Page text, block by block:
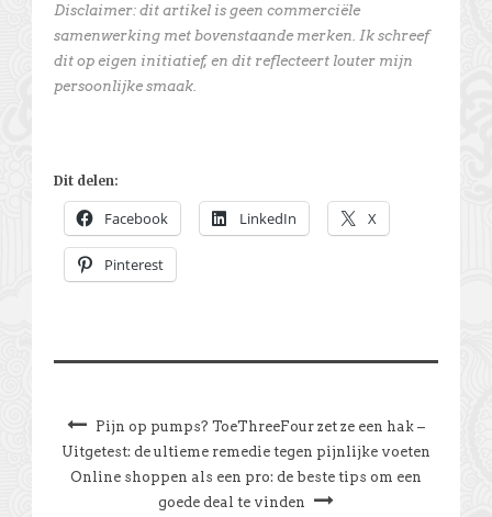
Disclaimer: dit artikel is geen commerciële
samenwerking met bovenstaande merken. Ik schreef
dit op eigen initiatief, en dit reflecteert louter mijn
persoonlijke smaak.
Dit delen:
Facebook LinkedIn X
Pinterest
Pijn op pumps? ToeThreeFour zet ze een hak –
Uitgetest: de ultieme remedie tegen pijnlijke voeten
Online shoppen als een pro: de beste tips om een
goede deal te vinden